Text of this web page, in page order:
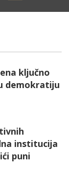
ključno
demokratiju
institucija
puni